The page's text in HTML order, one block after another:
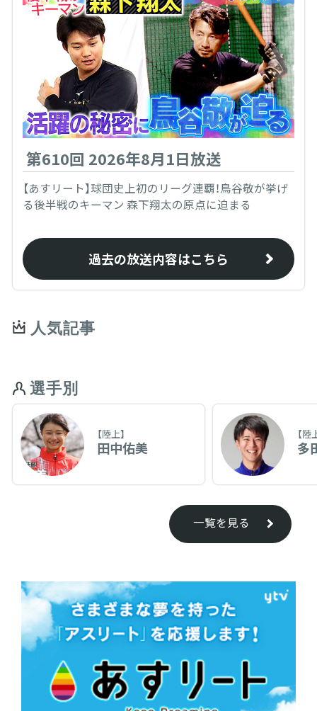
第610回 2026年8月1日放送
【あすリート】球団史上初のリーグ連覇！鳥谷敬が挙げ
る後半戦のキーマン 森下翔太の原点に迫まる
過去の放送内容はこちら
人気記事
選手別
【陸上】
田中佑美
【陸
多
一覧を見る